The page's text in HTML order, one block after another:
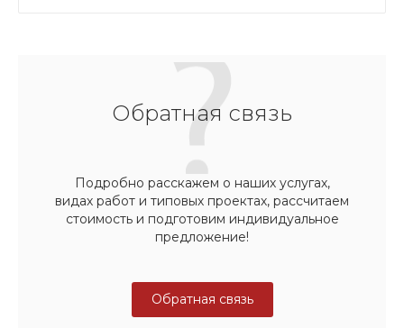
Обратная связь
Подробно расскажем о наших услугах,
видах работ и типовых проектах, рассчитаем
стоимость и подготовим индивидуальное
предложение!
Обратная связь